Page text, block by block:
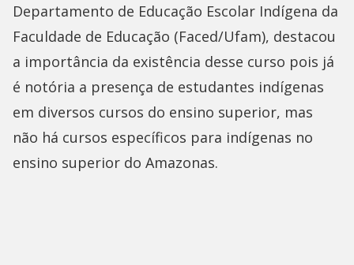
Departamento de Educação Escolar Indígena da
Faculdade de Educação (Faced/Ufam), destacou
a importância da existência desse curso pois já
é notória a presença de estudantes indígenas
em diversos cursos do ensino superior, mas
não há cursos específicos para indígenas no
ensino superior do Amazonas.